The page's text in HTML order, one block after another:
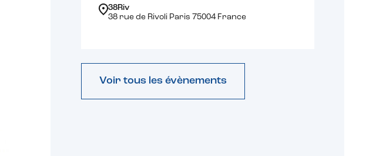
38Riv
38 rue de Rivoli Paris 75004 France
Voir tous les évènements